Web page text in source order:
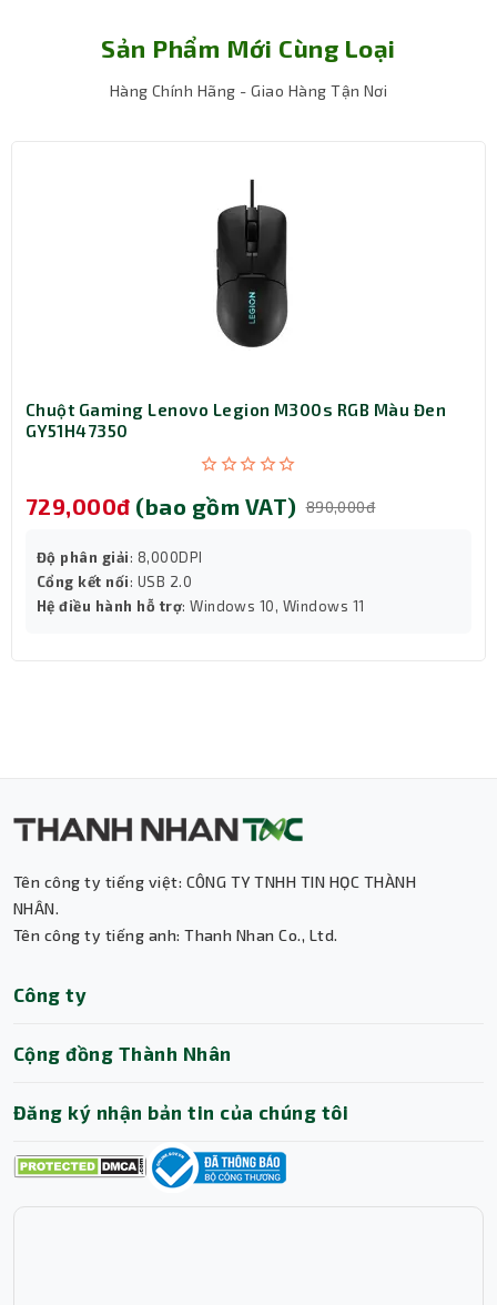
Sản Phẩm Mới Cùng Loại
Hàng Chính Hãng - Giao Hàng Tận Nơi
Chuột Gaming Lenovo Legion M300s RGB Màu Đen
GY51H47350
729,000đ (bao gồm VAT) 890,000đ
Độ phân giải: 8,000DPI
Cổng kết nối: USB 2.0
Hệ điều hành hỗ trợ: Windows 10, Windows 11
Tên công ty tiếng việt: CÔNG TY TNHH TIN HỌC THÀNH
NHÂN.
Tên công ty tiếng anh: Thanh Nhan Co., Ltd.
Công ty
Cộng đồng Thành Nhân
Đăng ký nhận bản tin của chúng tôi